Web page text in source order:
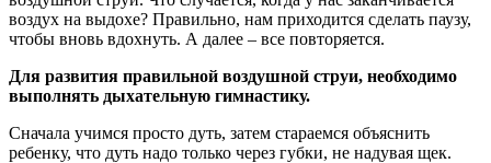
воздух на выдохе? Правильно, нам приходится сделать паузу,
чтобы вновь вдохнуть. А далее – все повторяется.
Для развития правильной воздушной струи, необходимо
выполнять дыхательную гимнастику.
Сначала учимся просто дуть, затем стараемся объяснить
ребенку, что дуть надо только через губки, не надувая щек.